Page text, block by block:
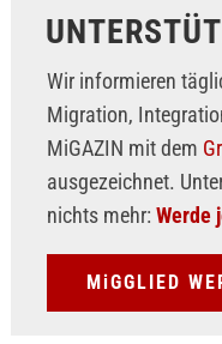
Wir informieren
Migration,
MiGAZIN mit dem
ausgezeichnet.
nichts mehr: Werde
MiGGLIED